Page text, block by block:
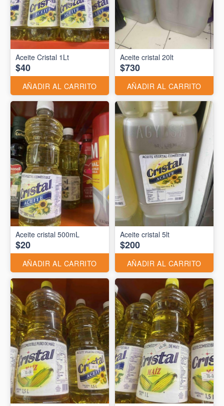
Aceite Cristal 1Lt
$40
AÑADIR AL CARRITO
Aceite cristal 20lt
$730
AÑADIR AL CARRITO
Aceite cristal 500mL
$20
AÑADIR AL CARRITO
Aceite cristal 5lt
$200
AÑADIR AL CARRITO